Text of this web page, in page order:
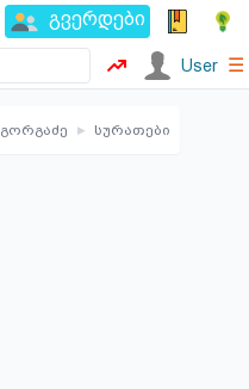
გვერდები
User ☰
გორგაძე ▸ სურათები